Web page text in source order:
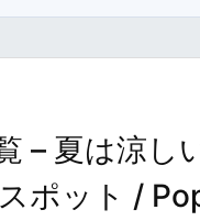
– 夏は涼し
ポット /